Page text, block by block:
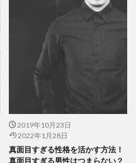
2019年10月23日
2022年1月28日
真面目すぎる性格を活かす方法！
真面目すぎる男性はつまらない？